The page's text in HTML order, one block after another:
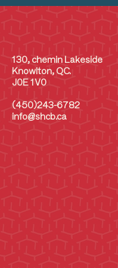
$35.00
$500.00
130, chemin Lakeside
Knowlton, QC.
J0E 1V0
(450)243-6782
info@shcb.ca